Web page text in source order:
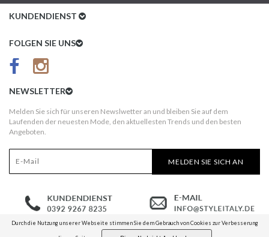
KUNDENDIENST
Kundenservice
AGB
Kundeninformationen
Widerruf
FOLGEN SIE UNS
NEWSLETTER
Melden Sie sich für unseren Newslwetter an und bleiben Sie auf dem
Laufenden der neuesten Mode, den aktuellesten Trends und den besten
Angeboten.
MELDEN SIE SICH AN
Durch die Nutzung unserer Webseite stimmen Sie dem Gebrauch von Cookies zur Verbesserung